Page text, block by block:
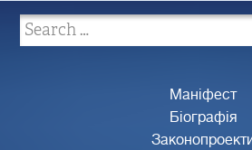
Маніфест
Біографія